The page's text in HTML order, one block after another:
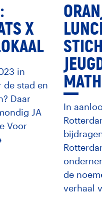
X
in
de stad en
Daar
JA
Voor
In
de
verhaal